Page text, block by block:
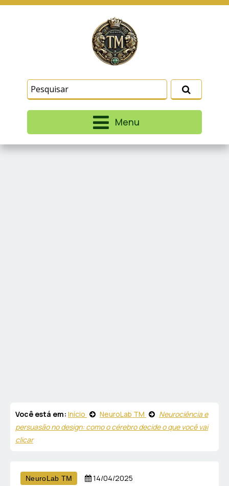
Menu
Você está em: Início NeuroLab TM
Neurociência e
persuasão no design: como o cérebro decide o que você vai
clicar
NeuroLab TM 14/04/2025
similares para lembrar e entender como você usa
nosso site, analisar seu uso de nossos produtos
e serviços, ajudar com nossos esforços de
marketing e fornecer conteúdo de terceiros. Leia
Termos e CondiçõesePolítica de